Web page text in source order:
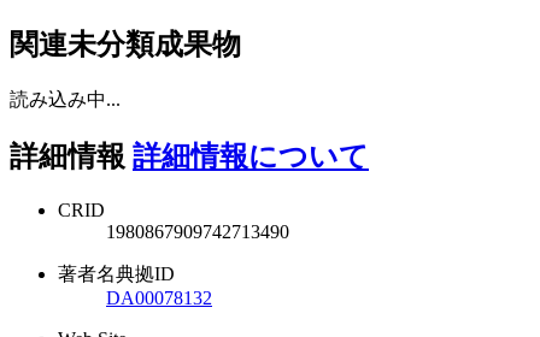
関連未分類成果物
読み込み中...
詳細情報 詳細情報について
CRID
1980867909742713490
著者名典拠ID
DA00078132